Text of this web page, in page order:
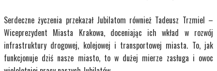
Serdeczne życzenia przekazał Jubilatom również Tadeusz Trzmiel –
Wiceprezydent Miasta Krakowa, doceniając ich wkład w rozwój
infrastruktury drogowej, kolejowej i transportowej miasta. To, jak
funkcjonuje dziś nasze miasto, to w dużej mierze zasługa i owoc